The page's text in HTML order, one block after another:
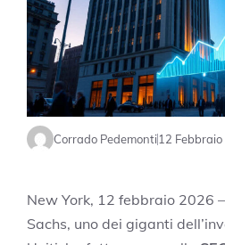
Corrado Pedemonti12
New York, 12 febbraio 2026
Sachs, uno dei giganti